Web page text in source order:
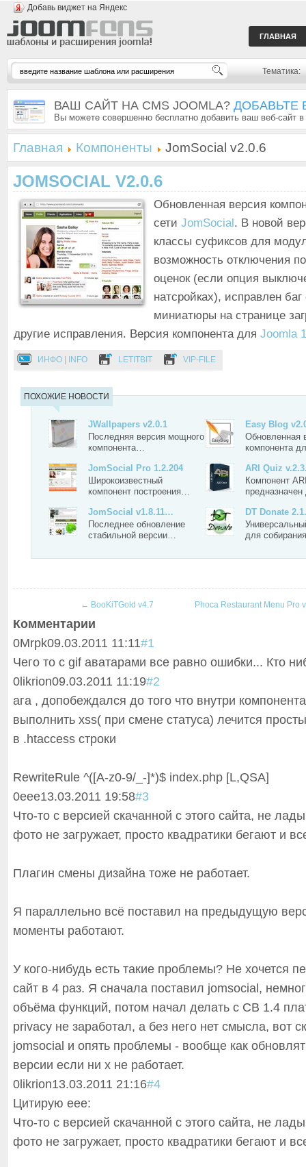
Добавь виджет на Яндекс
ГЛАВНАЯ
Тематика:
ВАШ САЙТ НА CMS JOOMLA? ДОБАВЬТЕ
Вы можете совершенно бесплатно добавить ваш веб-сайт
Главная Компоненты JomSocial v2.0.6
JOMSOCIAL V2.0.6
Обновленная версия
сети JomSocial. В новой
классы суфиксов для
возможность отключения
оценок (если опция
натсройках), исправлен
миниатюры на странице
другие исправления. Версия компонента для Joomla
ИНФО | INFO LETITBIT VIP-FILE
ПОХОЖИЕ НОВОСТИ
JWallpapers v2.0.1
Последняя версия мощного
компонента…
Easy Blog
Обновленная
компонента
JomSocial Pro 1.2.204
Широкоизвестный
компонент построения…
ARI Quiz
Компонент
JomSocial v1.8.11…
Последнее обновление
стабильной версии…
DT Donate
для
← BooKiTGold v4.7 Phoca Restaurant Menu Pro
Комментарии
0Mrpk09.03.2011 11:11#1
Чего то с gif аватарами все равно ошибки... Кто
0 likrion09.03.2011 11:19#2
ага , допобеждался до того что внутри
выполнить xss( при смене статуса) лечится
в .htaccess строки
RewriteRule ^([A-z0-9/_-]*)$ index.php [L,QSA]
0eee13.03.2011 19:58#3
Что-то с версией скачанной с этого сайта, не
фото не загружает, просто квадратики бегают и
Плагин смены дизайна тоже не работает.
Я параллельно всё поставил на предыдущую
моменты работают.
У кого-нибудь есть такие проблемы? Не хочется
сайт в 4 раз. Я сначала поставил jomsocial,
объёма функций, потом начал делать с CB 1.4
privacy не заработал, а без него нет смысла, вот
jomsocial и опять проблемы - вообще как
версии если ни х не работает.
0 likrion13.03.2011 21:16#4
Цитирую eee:
Что-то с версией скачанной с этого сайта, не
фото не загружает, просто квадратики бегают и